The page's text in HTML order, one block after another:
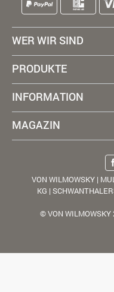
WER WIR SIND
PRODUKTE
INFORMATION
MAGAZIN
VON WILMOWSKY |
KG |
© VON WILMOWSKY